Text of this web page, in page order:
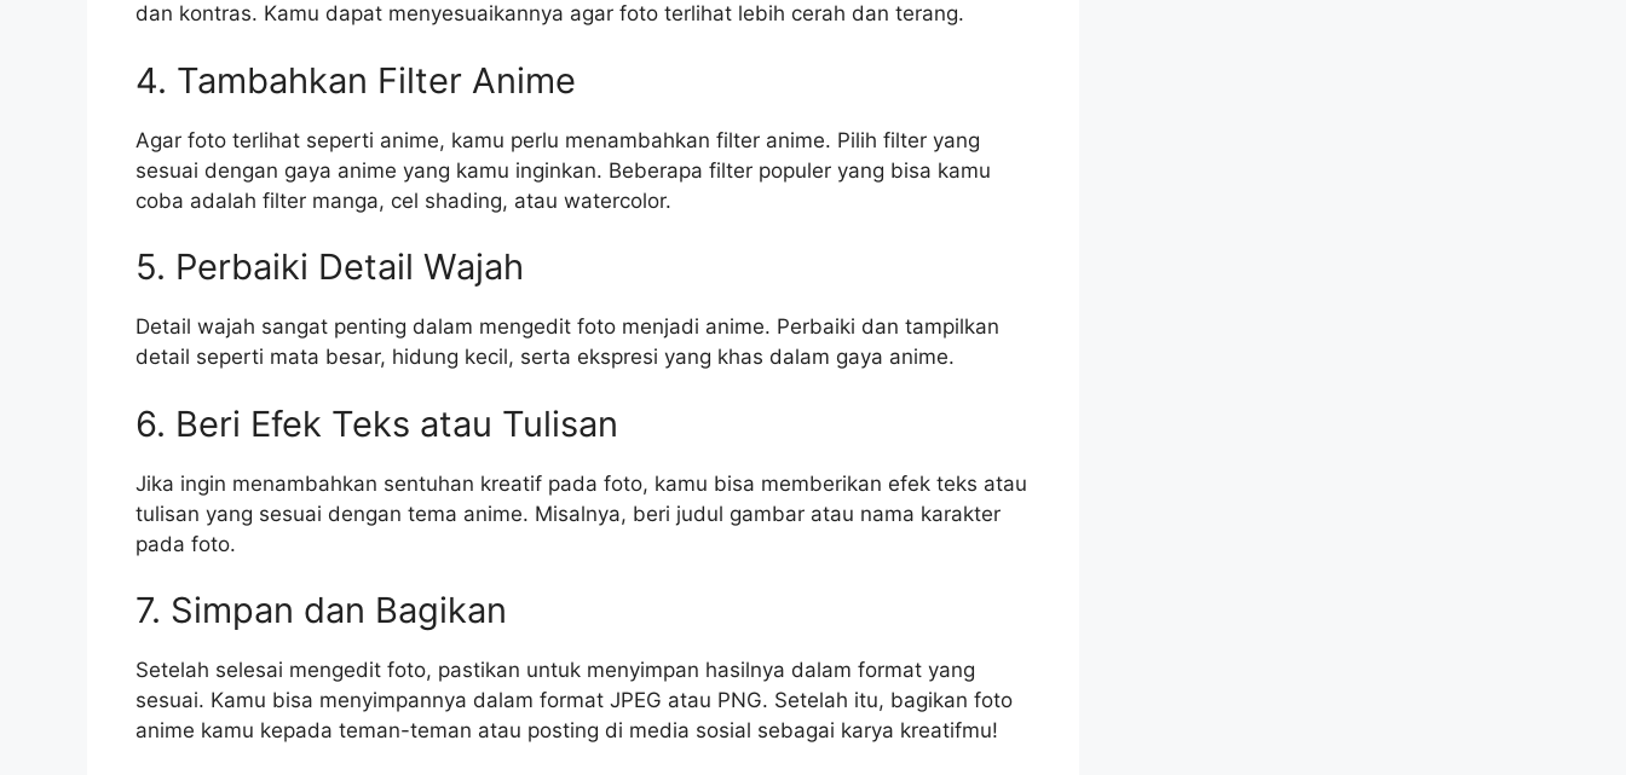
dan kontras. Kamu dapat menyesuaikannya agar foto terlihat lebih cerah dan terang.
4. Tambahkan Filter Anime
Agar foto terlihat seperti anime, kamu perlu menambahkan filter anime. Pilih filter yang
sesuai dengan gaya anime yang kamu inginkan. Beberapa filter populer yang bisa kamu
coba adalah filter manga, cel shading, atau watercolor.
5. Perbaiki Detail Wajah
Detail wajah sangat penting dalam mengedit foto menjadi anime. Perbaiki dan tampilkan
detail seperti mata besar, hidung kecil, serta ekspresi yang khas dalam gaya anime.
6. Beri Efek Teks atau Tulisan
Jika ingin menambahkan sentuhan kreatif pada foto, kamu bisa memberikan efek teks atau
tulisan yang sesuai dengan tema anime. Misalnya, beri judul gambar atau nama karakter
pada foto.
7. Simpan dan Bagikan
Setelah selesai mengedit foto, pastikan untuk menyimpan hasilnya dalam format yang
sesuai. Kamu bisa menyimpannya dalam format JPEG atau PNG. Setelah itu, bagikan foto
anime kamu kepada teman-teman atau posting di media sosial sebagai karya kreatifmu!